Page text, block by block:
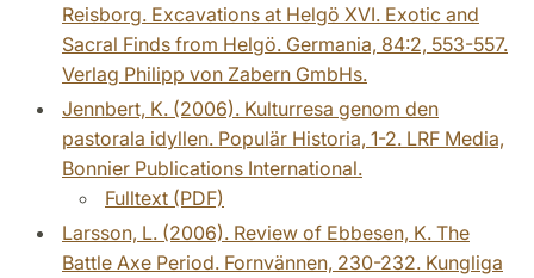
Reisborg. Excavations at Helgö XVI. Exotic and
Sacral Finds from Helgö. Germania, 84:2, 553-557.
Verlag Philipp von Zabern GmbHs.
Jennbert, K. (2006). Kulturresa genom den
pastorala idyllen. Populär Historia, 1-2. LRF Media,
Bonnier Publications International.
Fulltext (PDF)
Larsson, L. (2006). Review of Ebbesen, K. The
Battle Axe Period. Fornvännen, 230-232. Kungliga